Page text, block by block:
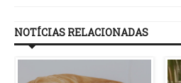
NOTÍCIAS RELACIONADAS